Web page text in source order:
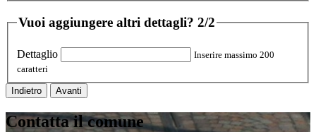
Vuoi aggiungere altri dettagli? 2/2
Dettaglio
Inserire massimo 200
caratteri
Indietro Avanti
Contatta il comune